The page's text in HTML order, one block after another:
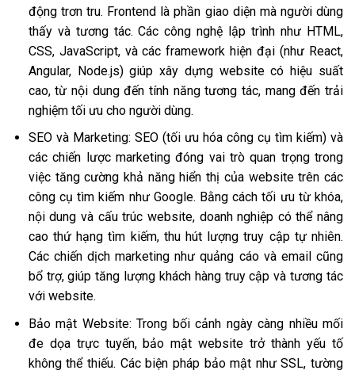
động trơn tru. Frontend là phần giao diện mà người dùng
thấy và tương tác. Các công nghệ lập trình như HTML,
CSS, JavaScript, và các framework hiện đại (như React,
Angular, Node.js) giúp xây dựng website có hiệu suất
cao, từ nội dung đến tính năng tương tác, mang đến trải
nghiệm tối ưu cho người dùng.
SEO và Marketing: SEO (tối ưu hóa công cụ tìm kiếm) và
các chiến lược marketing đóng vai trò quan trọng trong
việc tăng cường khả năng hiển thị của website trên các
công cụ tìm kiếm như Google. Bằng cách tối ưu từ khóa,
nội dung và cấu trúc website, doanh nghiệp có thể nâng
cao thứ hạng tìm kiếm, thu hút lượng truy cập tự nhiên.
Các chiến dịch marketing như quảng cáo và email cũng
bổ trợ, giúp tăng lượng khách hàng truy cập và tương tác
với website.
Bảo mật Website: Trong bối cảnh ngày càng nhiều mối
đe dọa trực tuyến, bảo mật website trở thành yếu tố
không thể thiếu. Các biện pháp bảo mật như SSL, tường